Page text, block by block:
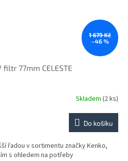
1 679 Kč
–46 %
filtr 77mm CELESTE
Skladem (2 ks)
Do košíku
řadou v sortimentu značky Kenko,
s ohledem na potřeby